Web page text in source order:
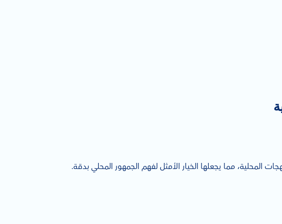
مما يجعلها الخيار الأمثل لفهم الجمهور المحلي بدقة.